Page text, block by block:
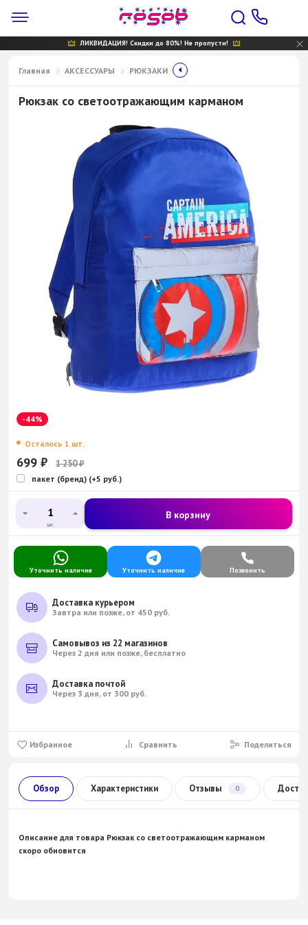
ЛИКВИДАЦИЯ! Скидки до 80%! Не пропусти!
Главная АКСЕССУАРЫ РЮКЗАКИ
Рюкзак со светоотражающим карманом
-44%
Осталось 1 шт.
699 ₽ 1 250₽
пакет (бренд) (+5 руб.)
шт.
В корзину
Уточнить наличие Уточнить наличие Позвонить
Доставка курьером
Завтра или позже, от 450 руб.
Самовывоз из 22 магазинов
Через 2 дня или позже, бесплатно
Доставка почтой
Через 3 дня, от 300 руб.
Избранное Сравнить Поделиться
Обзор Характеристики Отзывы 0
Описание для товара Рюкзак со светоотражающим карманом
скоро обновится